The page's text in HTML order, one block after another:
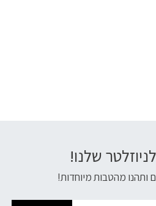
שלנו!
ותהנו מהטבות מיוחדות!